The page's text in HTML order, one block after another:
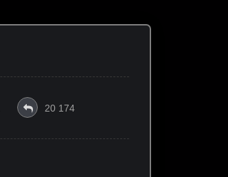
20 174